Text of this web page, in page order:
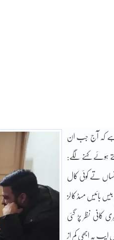
ہے کہ آج جب ان
ہوئے کہنے لگے:
تساں تے کوئی کال
بیس بائیس مسڈ کالز
کانی نظر پڑ گئی
ایپ پہ ابھی کم از